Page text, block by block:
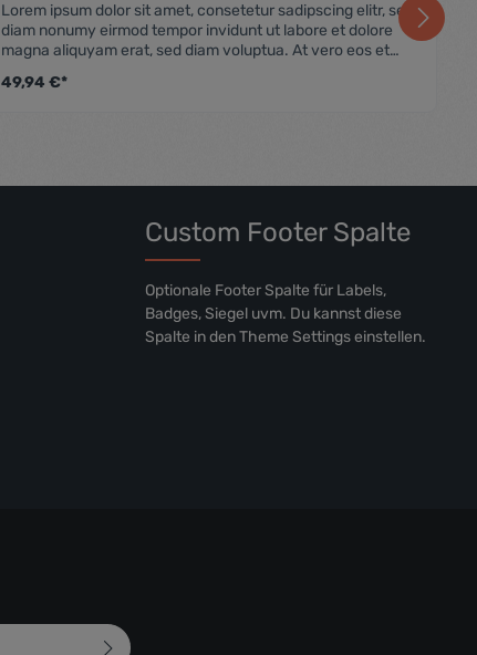
Lorem ipsum dolor sit amet, consetetur sadipscing elitr, sed
diam nonumy eirmod tempor invidunt ut labore et dolore
magna aliquyam erat, sed diam voluptua. At vero eos et
gubergren, no sea takimata sanctus est Lorem ipsum dolor
kasd gubergren, no sea takimata sanctus est Lorem ipsum
49,94 €*
Custom Footer Spalte
Optionale Footer Spalte für Labels,
Badges, Siegel uvm. Du kannst diese
Spalte in den Theme Settings einstellen.